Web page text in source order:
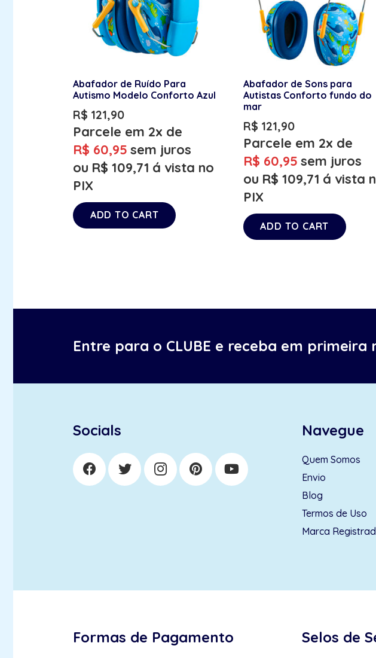
Abafador de Ruído Para
Autismo Modelo Conforto Azul
R$ 121,90
Parcele em 2x de
R$ 60,95 sem juros
ou R$ 109,71 á vista no
PIX
ADD TO CART
Abafador de Sons para
Autistas Conforto fundo do
mar
R$ 121,90
Parcele em 2x de
R$ 60,95 sem juros
ou R$ 109,71 á vista
PIX
ADD TO CART
Entre para o CLUBE e receba em primeira
Socials Navegue
Quem Somos
Envio
Blog
Termos de Uso
Marca
Formas de Pagamento Selos de